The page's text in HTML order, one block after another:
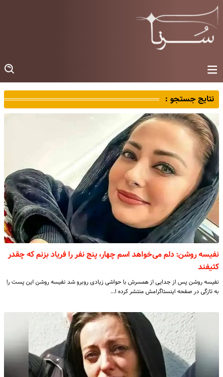
نتایج جستجو :
نفیسه روشن: دلم می‌خواهد اسم چهار، پنج نفر را فریاد بزنم که چقدر
کثیفند
نفیسه روشن پس از جدایی از همسرش با حواشی زیادی روبرو شد نفیسه روشن این پست را
به تازگی در صفحه اینستاگرامش منتشر کرده ا…